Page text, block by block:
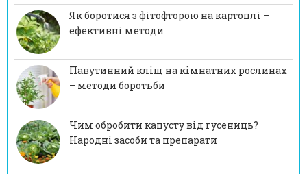
Як боротися з фітофторою на картоплі –
ефективні методи
Павутинний кліщ на кімнатних рослинах
– методи боротьби
Чим обробити капусту від гусениць?
Народні засоби та препарати